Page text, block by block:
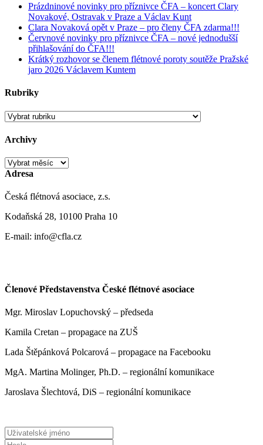
Prázdninové novinky pro příznivce ČFA – koncert Clary
Novakové, Ostravak v Praze a Václav Kunt
Clara Novaková opět v Praze – pro členy ČFA zdarma!!!
Červnové novinky pro příznivce ČFA – nové jednodušší
přihlašování do ČFA!!!
Krátký rozhovor se členem flétnové poroty soutěže Pražské
jaro 2026 Václavem Kuntem
Rubriky
Rubriky
Archivy
Archivy
Adresa
Česká flétnová asociace, z.s.
Kodaňská 28, 10100 Praha 10
E-mail: info@cfla.cz
Členové Představenstva České flétnové asociace
Mgr. Miroslav Lopuchovský – předseda
Kamila Cretan – propagace na ZUŠ
Lada Štěpánková Polcarová – propagace na Facebooku
MgA. Martina Molinger, Ph.D. – regionální komunikace
Jaroslava Šlechtová, DiS – regionální komunikace